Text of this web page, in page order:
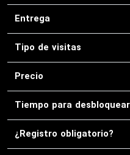
Entrega
Tipo de visitas
Precio
Tiempo para desbloquear
¿Registro obligatorio?